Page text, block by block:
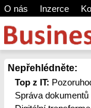
O nás Inzerce
Nepřehlédněte:
Top z IT:
Správa dokumentů